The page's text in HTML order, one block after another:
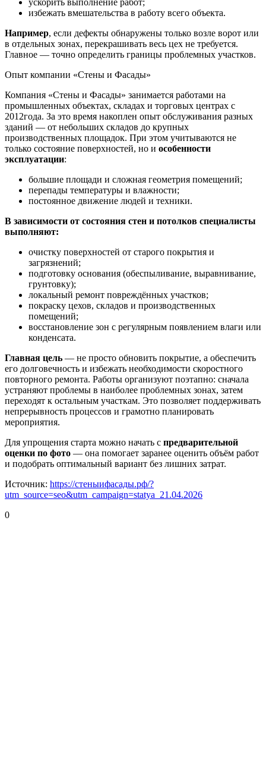
ускорить выполнение работ;
избежать вмешательства в работу всего объекта.
Например, если дефекты обнаружены только возле ворот или
в отдельных зонах, перекрашивать весь цех не требуется.
Главное — точно определить границы проблемных участков.
Опыт компании «Стены и Фасады»
Компания «Стены и Фасады» занимается работами на
промышленных объектах, складах и торговых центрах с
2012года. За это время накоплен опыт обслуживания разных
зданий — от небольших складов до крупных
производственных площадок. При этом учитываются не
только состояние поверхностей, но и особенности
эксплуатации:
большие площади и сложная геометрия помещений;
перепады температуры и влажности;
постоянное движение людей и техники.
В зависимости от состояния стен и потолков специалисты
выполняют:
очистку поверхностей от старого покрытия и
загрязнений;
подготовку основания (обеспыливание, выравнивание,
грунтовку);
локальный ремонт повреждённых участков;
покраску цехов, складов и производственных
помещений;
восстановление зон с регулярным появлением влаги или
конденсата.
Главная цель — не просто обновить покрытие, а обеспечить
его долговечность и избежать необходимости скоростного
повторного ремонта. Работы организуют поэтапно: сначала
устраняют проблемы в наиболее проблемных зонах, затем
переходят к остальным участкам. Это позволяет поддерживать
непрерывность процессов и грамотно планировать
мероприятия.
Для упрощения старта можно начать с предварительной
оценки по фото — она помогает заранее оценить объём работ
и подобрать оптимальный вариант без лишних затрат.
Источник: https://стеныифасады.рф/?
utm_source=seo&utm_campaign=statya_21.04.2026
0